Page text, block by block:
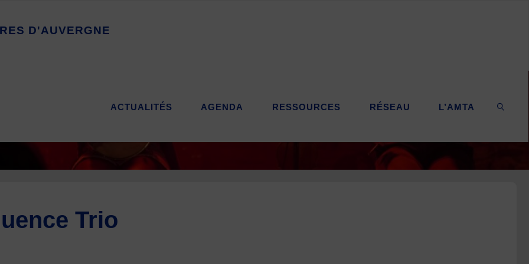
RES D'AUVERGNE
ACTUALITÉS AGENDA RESSOURCES RÉSEAU L’AMTA
Trio